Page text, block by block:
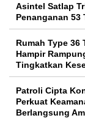
Asintel Satlap
Penanganan 53
Rumah Type 36
Hampir
Tingkatkan
Patroli Cipta
Perkuat
Berlangsung